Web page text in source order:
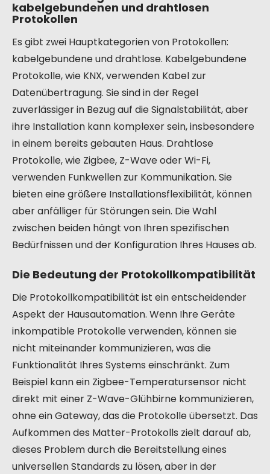
kabelgebundenen und drahtlosen
Protokollen
Es gibt zwei Hauptkategorien von Protokollen:
kabelgebundene und drahtlose. Kabelgebundene
Protokolle, wie KNX, verwenden Kabel zur
Datenübertragung. Sie sind in der Regel
zuverlässiger in Bezug auf die Signalstabilität, aber
ihre Installation kann komplexer sein, insbesondere
in einem bereits gebauten Haus. Drahtlose
Protokolle, wie Zigbee, Z-Wave oder Wi-Fi,
verwenden Funkwellen zur Kommunikation. Sie
bieten eine größere Installationsflexibilität, können
aber anfälliger für Störungen sein. Die Wahl
zwischen beiden hängt von Ihren spezifischen
Bedürfnissen und der Konfiguration Ihres Hauses ab.
Die Bedeutung der Protokollkompatibilität
Die Protokollkompatibilität ist ein entscheidender
Aspekt der Hausautomation. Wenn Ihre Geräte
inkompatible Protokolle verwenden, können sie
nicht miteinander kommunizieren, was die
Funktionalität Ihres Systems einschränkt. Zum
Beispiel kann ein Zigbee-Temperatursensor nicht
direkt mit einer Z-Wave-Glühbirne kommunizieren,
ohne ein Gateway, das die Protokolle übersetzt. Das
Aufkommen des Matter-Protokolls zielt darauf ab,
dieses Problem durch die Bereitstellung eines
universellen Standards zu lösen, aber in der